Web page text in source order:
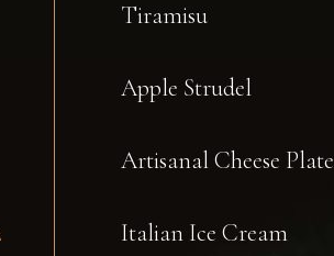
Tiramisu
Apple Strudel
Artisanal Cheese Plate
Italian Ice Cream